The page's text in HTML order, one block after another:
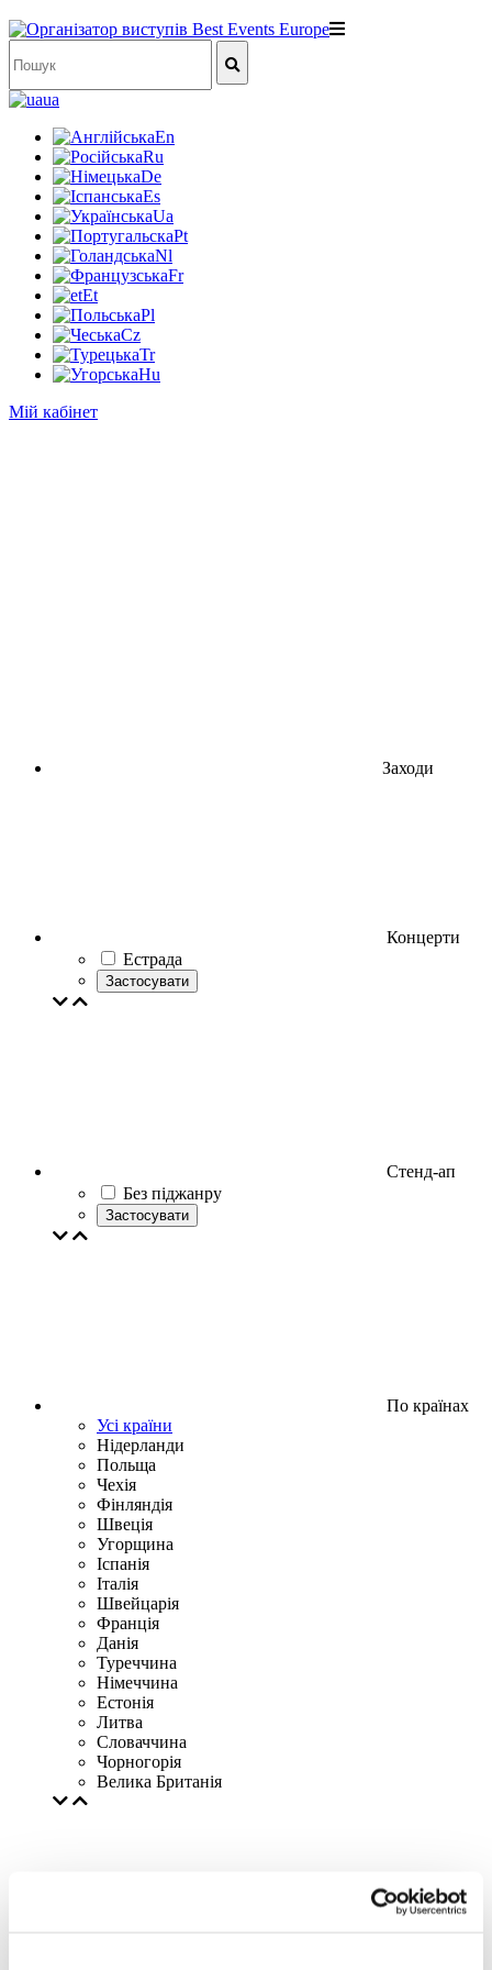
ua
En
Ru
De
Es
Ua
Pt
Nl
Fr
Et
Pl
Cz
Tr
Hu
Мій кабінет
Заходи
Концерти
Естрада
Застосувати
Стенд-ап
Без піджанру
Застосувати
По країнах
Усі країни
Нідерланди
Польща
Чехія
Фінляндія
Швеція
Угорщина
Іспанія
Італія
Швейцарія
Франція
Данія
Туреччина
Німеччина
Естонія
Литва
Словаччина
Чорногорія
Велика Британія